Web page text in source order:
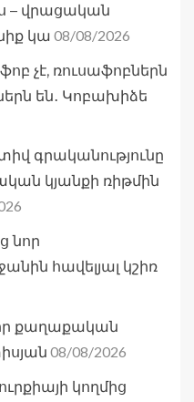
– վրացական
կա 08/08/2026
չէ, ռուսաֆոբներն
են․ Կոբախիձե
գրականությունը
կյանքի ռիթմին
նոր
հավելյալ կշիռ
իր քաղաքական
08/08/2026
կողմից